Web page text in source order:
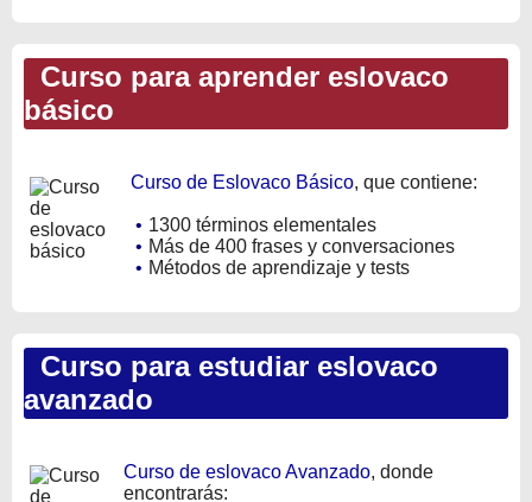
Curso para aprender eslovaco
básico
Curso de Eslovaco Básico, que contiene:
• 1300 términos elementales
• Más de 400 frases y conversaciones
• Métodos de aprendizaje y tests
Curso para estudiar eslovaco
avanzado
Curso de eslovaco Avanzado, donde
encontrarás: